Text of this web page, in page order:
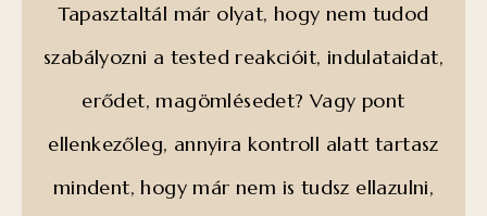
Tapasztaltál már olyat, hogy nem tudod
szabályozni a tested reakcióit, indulataidat,
erődet, magömlésedet? Vagy pont
ellenkezőleg, annyira kontroll alatt tartasz
mindent, hogy már nem is tudsz ellazulni,